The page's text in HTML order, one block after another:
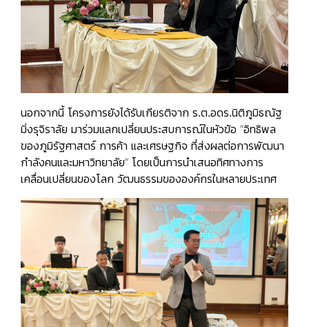
นอกจากนี้ โครงการยังได้รับเกียรติจาก ร.ต.อดร.นิติภูมิธณัฐ
มิ่งรุจิราลัย มาร่วมแลกเปลี่ยนประสบการณ์ในหัวข้อ “อิทธิพล
ของภูมิรัฐศาสตร์ การค้า และเศรษฐกิจ ที่ส่งผลต่อการพัฒนา
กำลังคนและมหาวิทยาลัย” โดยเป็นการนำเสนอทิศทางการ
เคลื่อนเปลี่ยนของโลก วัฒนธรรมขององค์กรในหลายประเทศ